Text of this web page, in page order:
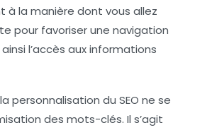
à la manière dont vous allez
pour favoriser une navigation
l’accès aux informations
personnalisation du SEO ne se
des mots-clés. Il s’agit